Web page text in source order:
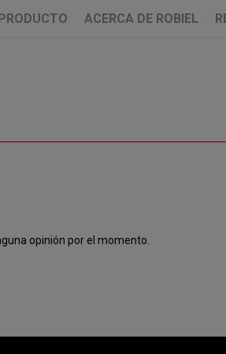
ACERCA DE ROBIEL
opinión por el momento.